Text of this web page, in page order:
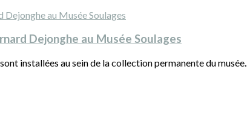
Dejonghe au Musée Soulages
installées au sein de la collection permanente du